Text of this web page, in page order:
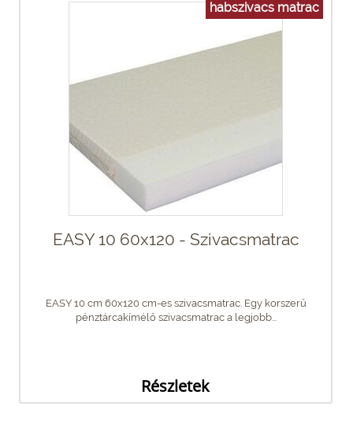
habszivacs matrac
EASY 10 60x120 - Szivacsmatrac
EASY 10 cm 60x120 cm-es szivacsmatrac. Egy korszerű
pénztárcakímélő szivacsmatrac a legjobb...
Részletek